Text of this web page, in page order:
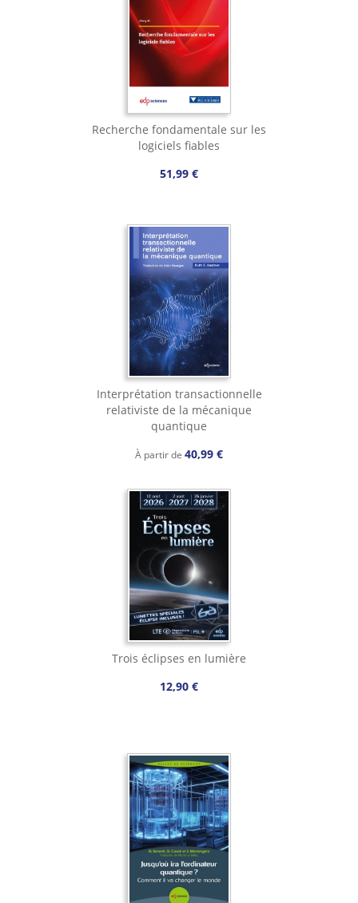
Recherche fondamentale sur les
logiciels fiables
51,99 €
Interprétation transactionnelle
relativiste de la mécanique
quantique
À partir de 40,99 €
Trois éclipses en lumière
12,90 €